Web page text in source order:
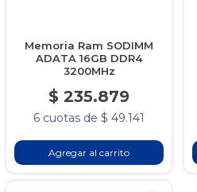
Memoria Ram SODIMM
ADATA 16GB DDR4
3200MHz
$ 235.879
6 cuotas de $ 49.141
Agregar al carrito